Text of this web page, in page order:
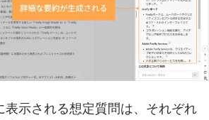
表示される想定質問は、それぞれ